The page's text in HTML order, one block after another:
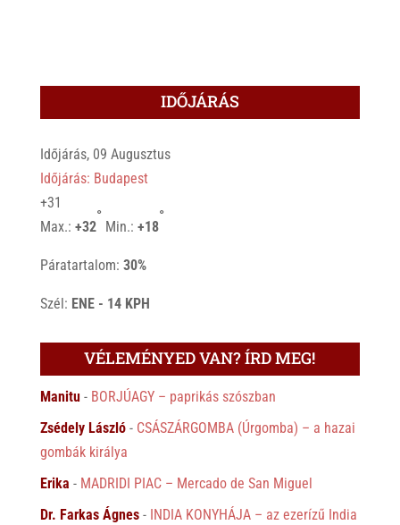
IDŐJÁRÁS
Időjárás, 09 Augusztus
Időjárás: Budapest
+31
Max.: +32
°
Min.: +18
°
Páratartalom: 30%
Szél: ENE - 14 KPH
VÉLEMÉNYED VAN? ÍRD MEG!
Manitu- BORJÚAGY – paprikás szószban
Zsédely László- CSÁSZÁRGOMBA (Úrgomba) – a hazai
gombák királya
Erika - MADRIDI PIAC – Mercado de San Miguel
Dr. Farkas Ágnes- INDIA KONYHÁJA – az ezerízű India